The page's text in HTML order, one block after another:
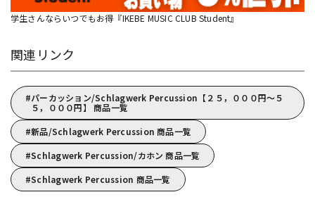
学生さんならいつでもお得『IKEBE MUSIC CLUB Student』
関連リンク
パーカッション/Schlagwerk Percussion【２５，０００円～５
５，０００円】 商品一覧
新品/Schlagwerk Percussion 商品一覧
Schlagwerk Percussion/カホン 商品一覧
Schlagwerk Percussion 商品一覧